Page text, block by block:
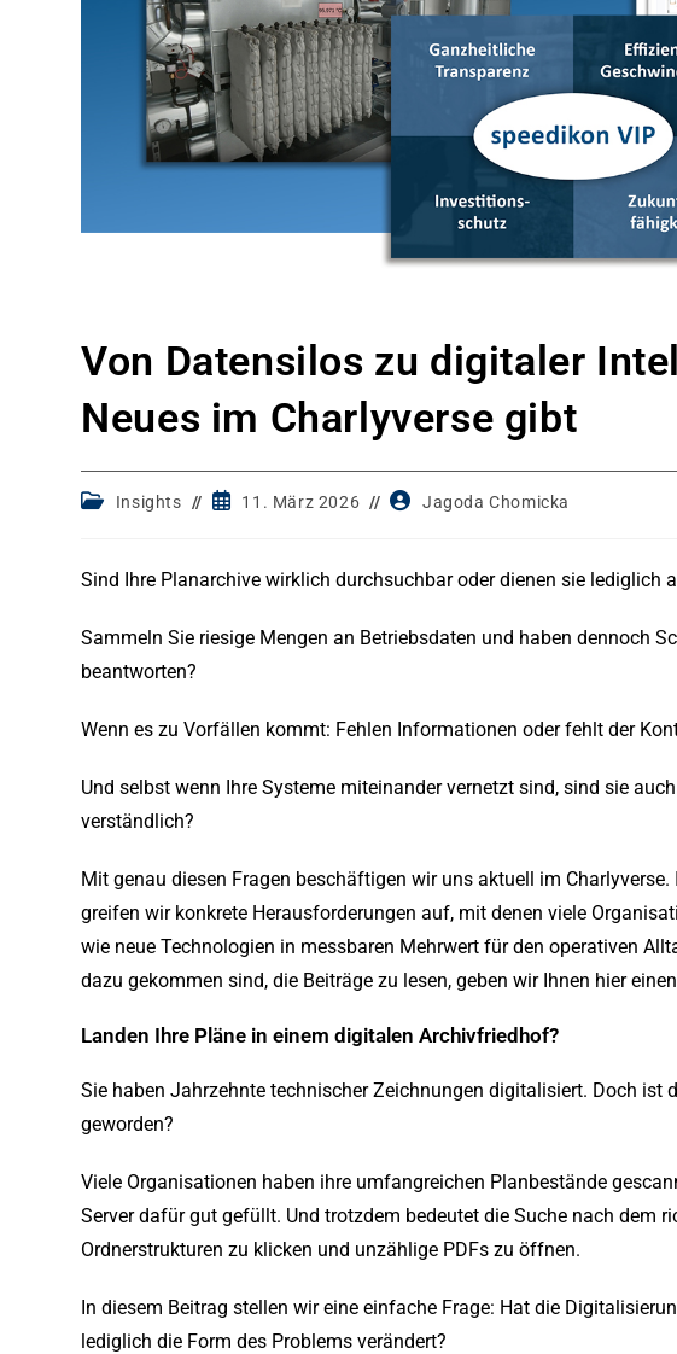
Von Datensilos zu digitaler
Neues im Charlyverse gibt
PostInsights
Post11. März 2026
Post Jagoda Chomicka
Sind Ihre Planarchive wirklich durchsuchbar oder dienen sie lediglich
Sammeln Sie riesige Mengen an Betriebsdaten und haben dennoch
beantworten?
Wenn es zu Vorfällen kommt: Fehlen Informationen oder fehlt der
Und selbst wenn Ihre Systeme miteinander vernetzt sind, sind sie
verständlich?
Mit genau diesen Fragen beschäftigen wir uns aktuell im
greifen wir konkrete Herausforderungen auf, mit denen viele
wie neue Technologien in messbaren Mehrwert für den operativen
dazu gekommen sind, die Beiträge zu lesen, geben wir Ihnen hier
Landen Ihre Pläne in einem digitalen Archivfriedhof?
Sie haben Jahrzehnte technischer Zeichnungen digitalisiert. Doch
geworden?
Viele Organisationen haben ihre umfangreichen Planbestände
Server dafür gut gefüllt. Und trotzdem bedeutet die Suche nach dem
Ordnerstrukturen zu klicken und unzählige PDFs zu öffnen.
In diesem Beitrag stellen wir eine einfache Frage: Hat die
lediglich die Form des Problems verändert?